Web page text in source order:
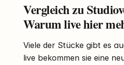
Vergleich zu
Warum live hier
Viele der Stücke gibt es
live bekommen sie eine